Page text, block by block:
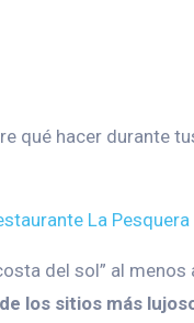
qué hacer durante
La Pesquera
del sol” al
los sitios más